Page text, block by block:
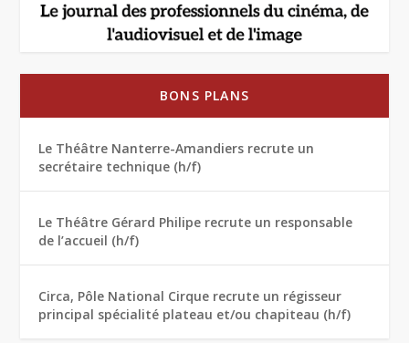
BONS PLANS
Le Théâtre Nanterre-Amandiers recrute un
secrétaire technique (h/f)
Le Théâtre Gérard Philipe recrute un responsable
de l’accueil (h/f)
Circa, Pôle National Cirque recrute un régisseur
principal spécialité plateau et/ou chapiteau (h/f)